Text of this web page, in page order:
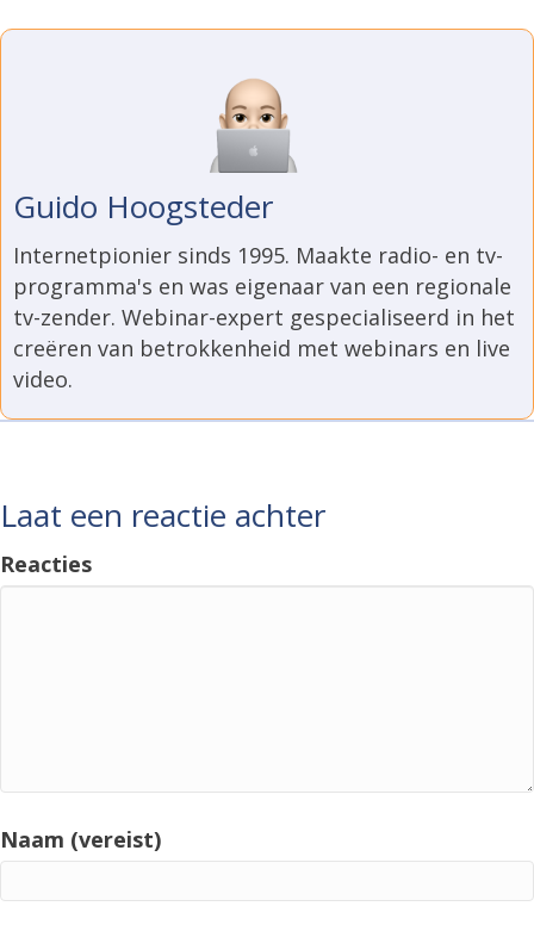
Guido Hoogsteder
Internetpionier sinds 1995. Maakte radio- en tv-
programma's en was eigenaar van een regionale
tv-zender. Webinar-expert gespecialiseerd in het
creëren van betrokkenheid met webinars en live
video.
Laat een reactie achter
Reacties
Naam (vereist)